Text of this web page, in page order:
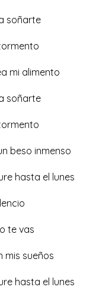
soñarte
mi alimento
soñarte
beso inmenso
hasta el lunes
te vas
mis sueños
hasta el lunes